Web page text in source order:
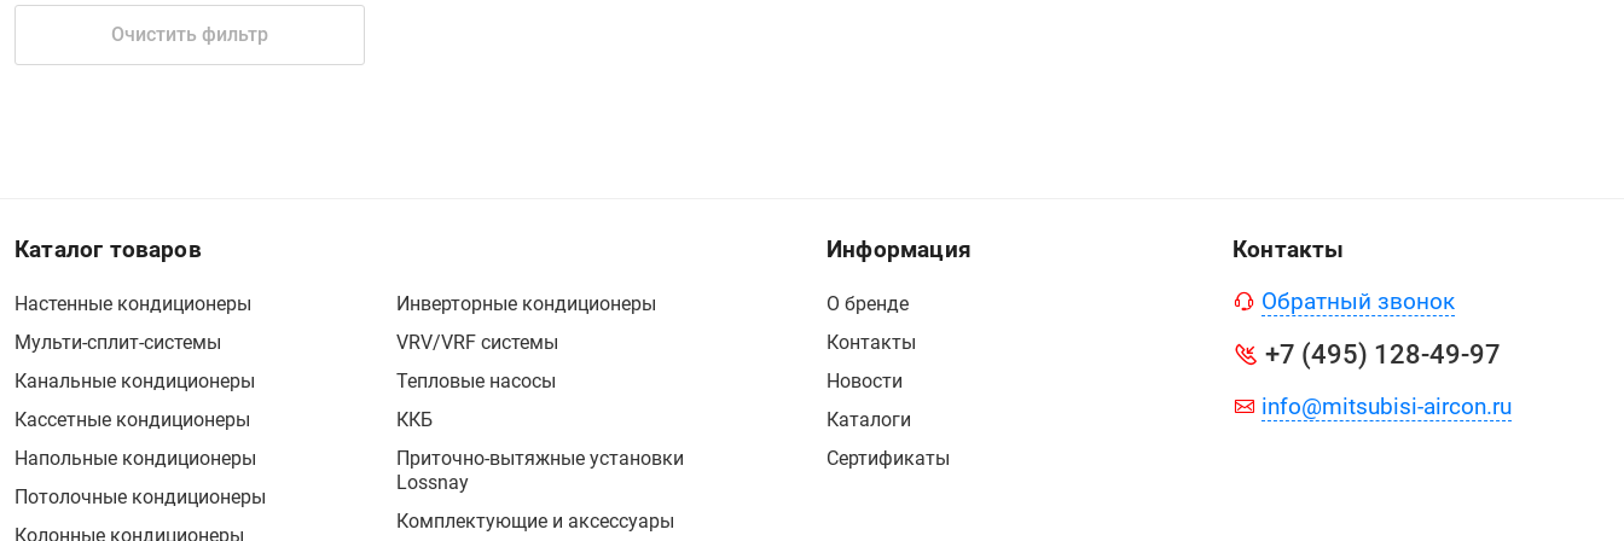
Очистить фильтр
Каталог товаров
Настенные кондиционеры
Мульти-сплит-системы
Канальные кондиционеры
Кассетные кондиционеры
Напольные кондиционеры
Потолочные кондиционеры
Колонные кондиционеры
Инверторные кондиционеры
VRV/VRF системы
Тепловые насосы
ККБ
Приточно-вытяжные установки
Lossnay
Комплектующие и аксессуары
Информация
О бренде
Контакты
Новости
Каталоги
Сертификаты
Контакты
Обратный звонок
+7 (495) 128-49-97
info@mitsubisi-aircon.ru